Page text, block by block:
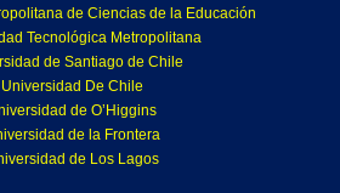
de Ciencias de la Educación
Tecnológica Metropolitana
de Santiago de Chile
De Chile
de O’Higgins
de la Frontera
de Los Lagos